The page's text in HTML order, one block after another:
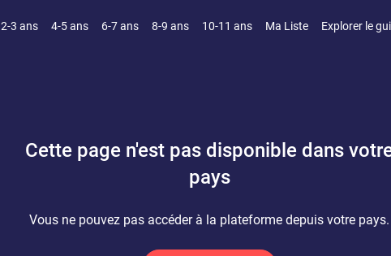
2-3 ans 4-5 ans 6-7 ans 8-9 ans 10-11 ans Ma Liste Explorer le
Cette page n'est pas disponible dans
pays
Vous ne pouvez pas accéder à la plateforme depuis votre pays.